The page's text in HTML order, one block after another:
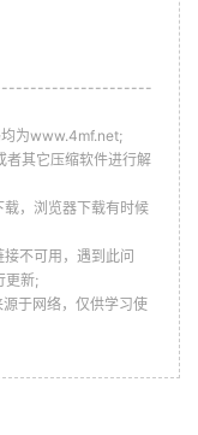
均为www.4mf.net;
者其它压缩软件进行解
，浏览器下载有时候
不可用，遇到此问
更新;
于网络，仅供学习使